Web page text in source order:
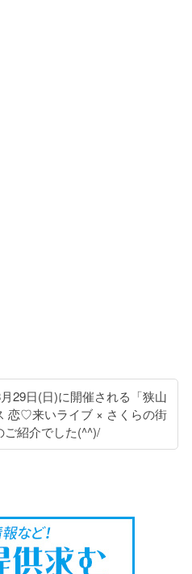
29日(日)に開催される「狭山
恋♡来いライブ × さくらの街
ご紹介でした(^^)/